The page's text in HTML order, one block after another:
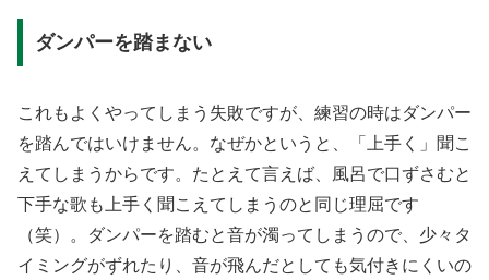
ダンパーを踏まない
これもよくやってしまう失敗ですが、練習の時はダンパー
を踏んではいけません。なぜかというと、「上手く」聞こ
えてしまうからです。たとえて言えば、風呂で口ずさむと
下手な歌も上手く聞こえてしまうのと同じ理屈です
（笑）。ダンパーを踏むと音が濁ってしまうので、少々タ
イミングがずれたり、音が飛んだとしても気付きにくいの